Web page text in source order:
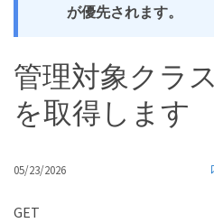
が優先されます。
管理対象クラ
を取得します
05/23/2026
GET